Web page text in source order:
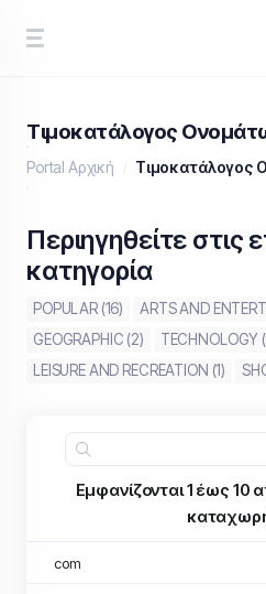
Τιμοκατάλογος
Portal Αρχική Τιμοκατάλογος
Περιηγηθείτε στις
κατηγορία
POPULAR (16) ARTS AND
GEOGRAPHIC (2)
TECHNOLOGY
LEISURE AND RECREATION (1)
Εμφανίζονται 1 έως 10
com